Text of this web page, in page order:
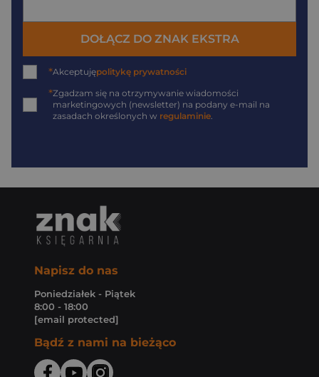
DOŁĄCZ DO ZNAK EKSTRA
*Akceptujępolitykę prywatności
*Zgadzam się na otrzymywanie wiadomości
marketingowych (newsletter) na podany e-mail na
zasadach określonych w regulaminie
Napisz do nas
Poniedziałek - Piątek
8:00 - 18:00
[email protected]
Bądź z nami na bieżąco